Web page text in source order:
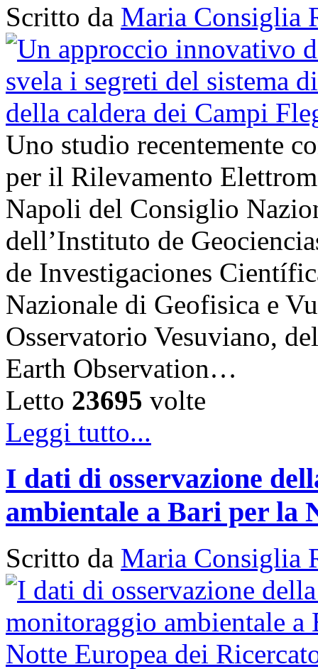
Scritto da Maria Consiglia
Uno studio recentemente
per il Rilevamento
Napoli del Consiglio
dell’Instituto de
de Investigaciones
Nazionale di Geofisica e
Osservatorio Vesuviano,
Earth Observation…
Letto 23695 volte
Leggi tutto...
I dati di osservazione
ambientale a Bari per la
Scritto da Maria Consiglia